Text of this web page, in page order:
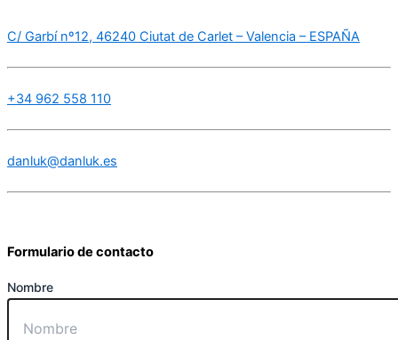
C/ Garbí nº12, 46240 Ciutat de Carlet – Valencia – ESPAÑA
+34 962 558 110
danluk@danluk.es
Formulario de contacto
Nombre